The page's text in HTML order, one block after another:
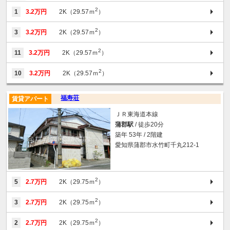
1 3.2万円 2K（29.57ｍ2 ）
3 3.2万円 2K（29.57ｍ2 ）
11 3.2万円 2K（29.57ｍ2 ）
10 3.2万円 2K（29.57ｍ2 ）
福寿荘
賃貸アパート
ＪＲ東海道本線
蒲郡駅 / 徒歩20分
築年 53年 / 2階建
愛知県蒲郡市水竹町千丸212-1
5 2.7万円 2K（29.75ｍ2 ）
3 2.7万円 2K（29.75ｍ2 ）
2 2.7万円 2K（29.75ｍ2 ）